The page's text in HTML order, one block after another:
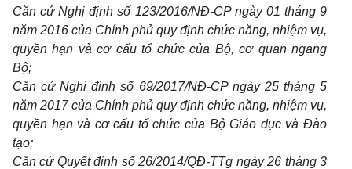
Căn cứ Nghị định số 123/2016/NĐ-CP ngày 01 tháng 9
năm 2016 của Chính phủ quy định chức năng, nhiệm vụ,
quyền hạn và cơ cấu tổ chức của Bộ, cơ quan ngang
Bộ;
Căn cứ Nghị định số 69/2017/NĐ-CP ngày 25 tháng 5
năm 2017 của Chính phủ quy định chức năng, nhiệm vụ,
quyền hạn và cơ cấu tổ chức của Bộ Giáo dục và Đào
tạo;
Căn cứ Quyết định số 26/2014/QĐ-TTg ngày 26 tháng 3